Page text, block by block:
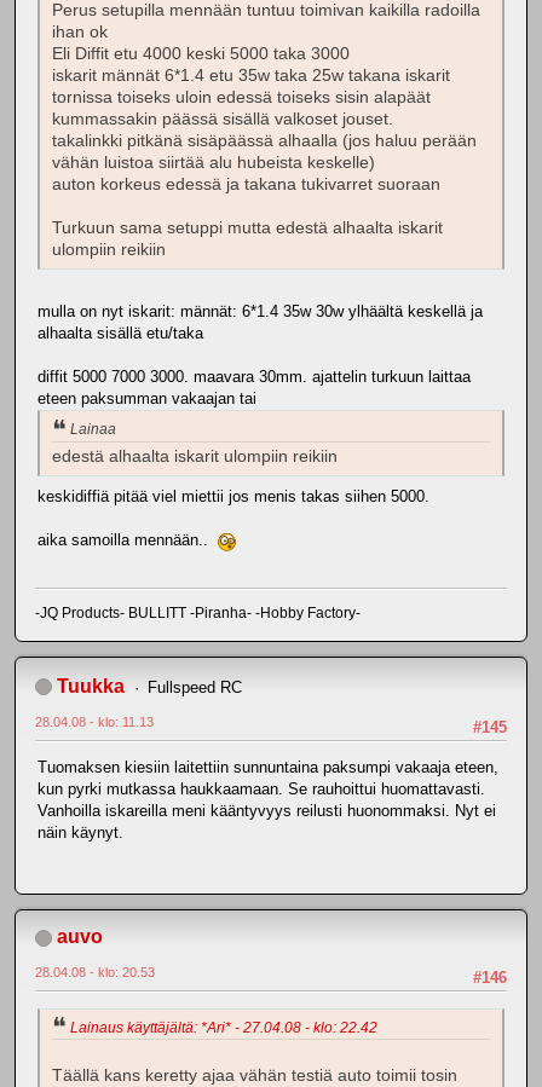
Perus setupilla mennään tuntuu toimivan kaikilla radoilla
ihan ok
Eli Diffit etu 4000 keski 5000 taka 3000
iskarit männät 6*1.4 etu 35w taka 25w takana iskarit
tornissa toiseks uloin edessä toiseks sisin alapäät
kummassakin päässä sisällä valkoset jouset.
takalinkki pitkänä sisäpäässä alhaalla (jos haluu perään
vähän luistoa siirtää alu hubeista keskelle)
auton korkeus edessä ja takana tukivarret suoraan
Turkuun sama setuppi mutta edestä alhaalta iskarit
ulompiin reikiin
mulla on nyt iskarit: männät: 6*1.4 35w 30w ylhäältä keskellä ja
alhaalta sisällä etu/taka
diffit 5000 7000 3000. maavara 30mm. ajattelin turkuun laittaa
eteen paksumman vakaajan tai
Lainaa
edestä alhaalta iskarit ulompiin reikiin
keskidiffiä pitää viel miettii jos menis takas siihen 5000.
aika samoilla mennään..
-JQ Products- BULLITT -Piranha- -Hobby Factory-
Tuukka Fullspeed RC
#145
28.04.08 - klo: 11.13
Tuomaksen kiesiin laitettiin sunnuntaina paksumpi vakaaja eteen,
kun pyrki mutkassa haukkaamaan. Se rauhoittui huomattavasti.
Vanhoilla iskareilla meni kääntyvyys reilusti huonommaksi. Nyt ei
näin käynyt.
auvo
#146
28.04.08 - klo: 20.53
Lainaus käyttäjältä: *Ari* - 27.04.08 - klo: 22.42
Täällä kans keretty ajaa vähän testiä auto toimii tosin